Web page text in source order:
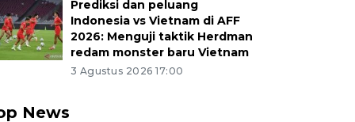
Prediksi dan peluang
Indonesia vs Vietnam di AFF
2026: Menguji taktik Herdman
redam monster baru Vietnam
3 Agustus 2026 17:00
News